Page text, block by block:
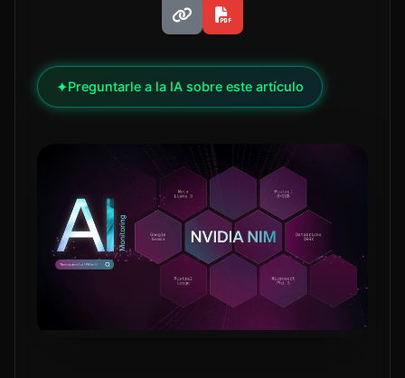
✦Preguntarle a la IA sobre este artículo